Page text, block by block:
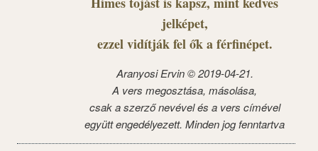
jelképet,
ezzel vidítják fel ők a férfinépet.
Aranyosi Ervin ©2019-04-21.
A vers megosztása, másolása,
csak a szerző nevével és a vers címével
együtt engedélyezett. Minden jog fenntartva